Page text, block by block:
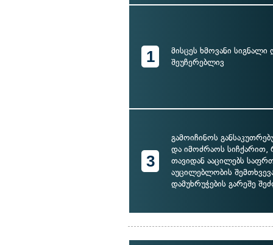
1
მისცეს ხმოვანი სიგნალი
შეუჩერებლივ
3
გამოიჩინოს
და იმოძრაოს
თავიდან ააცილებს
აუცილებლობის
დამუხრუჭების გარეშე